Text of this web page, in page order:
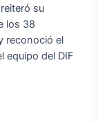
su
los 38
reconoció el
equipo del DIF